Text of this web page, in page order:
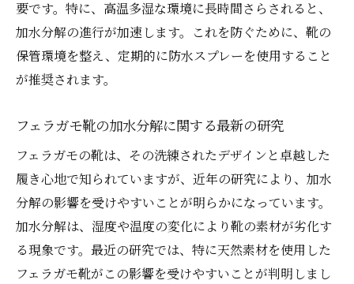
靴の寿命を延ばす加水分解対策の実例
加水分解を防ぐことで得られる価値
靴の寿命を維持するための加水分解予防策
ガイド
美しさを保つための加水分解予防の基本
フェラガモ靴の魅力を引き出すメンテナン
ス法
加水分解防止による美観維持の秘訣
フェラガモ靴の美しさを保つための最新技
要です。特に、高温多湿な環境に長時間さらされると、
加水分解の進行が加速します。これを防ぐために、靴の
保管環境を整え、定期的に防水スプレーを使用すること
が推奨されます。
フェラガモ靴の加水分解に関する最新の研究
フェラガモの靴は、その洗練されたデザインと卓越した
履き心地で知られていますが、近年の研究により、加水
分解の影響を受けやすいことが明らかになっています。
加水分解は、湿度や温度の変化により靴の素材が劣化す
る現象です。最近の研究では、特に天然素材を使用した
フェラガモ靴がこの影響を受けやすいことが判明しまし